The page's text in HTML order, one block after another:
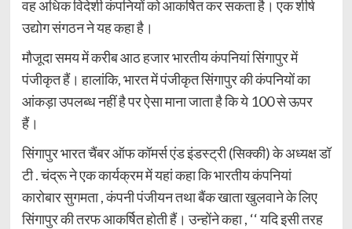
वह अधिक विदेशी कंपनियों को आकर्षित कर सकता है। एक शीर्ष
उद्योग संगठन ने यह कहा है।
मौजूदा समय में करीब आठ हजार भारतीय कंपनियां सिंगापुर में
पंजीकृत हैं। हालांकि, भारत में पंजीकृत सिंगापुर की कंपनियों का
आंकड़ा उपलब्ध नहीं है पर ऐसा माना जाता है कि ये 100 से ऊपर
हैं।
सिंगापुर भारत चैंबर ऑफ कॉमर्स एंड इंडस्ट्री (सिक्की) के अध्यक्ष डॉ
टी . चंद्रू ने एक कार्यक्रम में यहां कहा कि भारतीय कंपनियां
कारोबार सुगमता , कंपनी पंजीयन तथा बैंक खाता खुलवाने के लिए
सिंगापुर की तरफ आकर्षित होती हैं। उन्होंने कहा , ‘‘ यदि इसी तरह